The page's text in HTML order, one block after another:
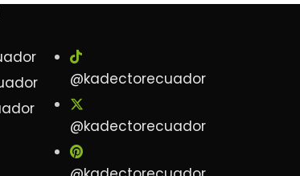
@kadectorecuador
@kadectorecuador